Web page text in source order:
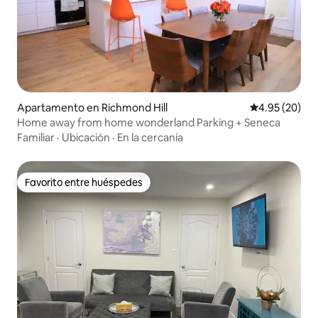
Apartamento en Richmond Hill Calificación
4.95 (20)
Home away from home wonderland Parking + Seneca
Familiar · Ubicación · En la cercanía
Favorito entre huéspedes
Favorito entre huéspedes